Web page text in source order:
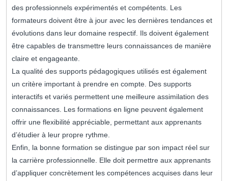
des professionnels expérimentés et compétents. Les
formateurs doivent être à jour avec les dernières tendances et
évolutions dans leur domaine respectif. Ils doivent également
être capables de transmettre leurs connaissances de manière
claire et engageante.
La qualité des supports pédagogiques utilisés est également
un critère important à prendre en compte. Des supports
interactifs et variés permettent une meilleure assimilation des
connaissances. Les formations en ligne peuvent également
offrir une flexibilité appréciable, permettant aux apprenants
d’étudier à leur propre rythme.
Enfin, la bonne formation se distingue par son impact réel sur
la carrière professionnelle. Elle doit permettre aux apprenants
d’appliquer concrètement les compétences acquises dans leur